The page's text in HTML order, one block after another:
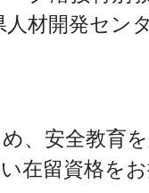
材開発セン
、安全教育
在留資格を